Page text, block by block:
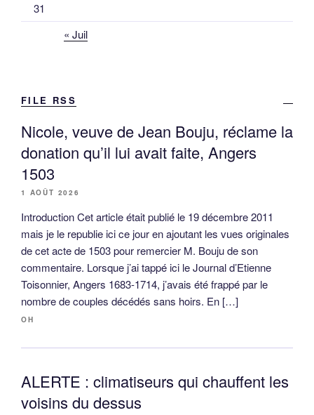
31
« Juil
FILE RSS
Nicole, veuve de Jean Bouju, réclame la
donation qu’il lui avait faite, Angers
1503
1 AOÛT 2026
Introduction Cet article était publié le 19 décembre 2011
mais je le republie ici ce jour en ajoutant les vues originales
de cet acte de 1503 pour remercier M. Bouju de son
commentaire. Lorsque j’ai tappé ici le Journal d’Etienne
Toisonnier, Angers 1683-1714, j’avais été frappé par le
nombre de couples décédés sans hoirs. En […]
OH
ALERTE : climatiseurs qui chauffent les
voisins du dessus